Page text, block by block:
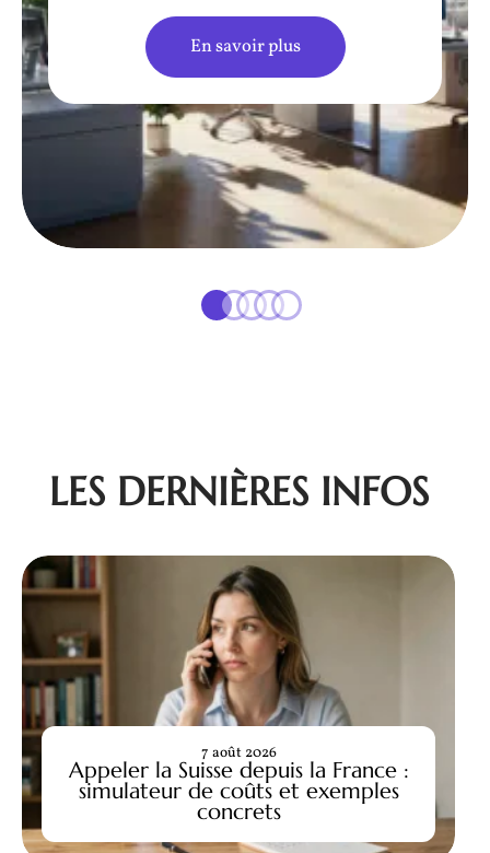
En savoir plus
LES DERNIÈRES INFOS
Appeler la Suisse depuis la France :
simulateur de coûts et exemples
concrets
7 août 2026